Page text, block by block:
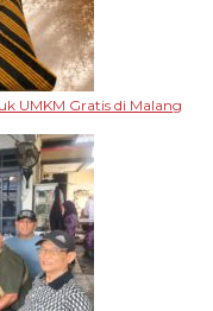
UMKM Gratis di Malang